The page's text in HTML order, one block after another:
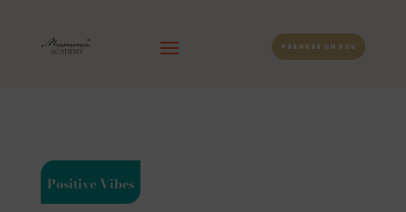
PRENDRE UN RDV
Positive Vibes